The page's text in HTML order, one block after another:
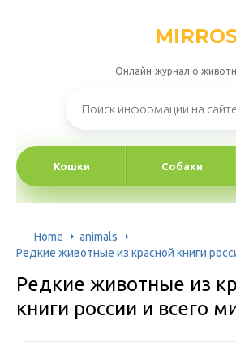
Онлайн-журнал о
Кошки Собаки
Home
animals
Редкие животные из красной книги
Редкие животные из
книги россии и всего